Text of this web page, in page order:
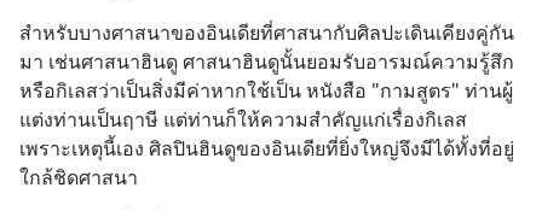
สำหรับบางศาสนาของอินเดียที่ศาสนากับศิลปะเดินเคียงคู่กัน
มา เช่นศาสนาฮินดู ศาสนาฮินดูนั้นยอมรับอารมณ์ความรู้สึก
หรือกิเลสว่าเป็นสิ่งมีค่าหากใช้เป็น หนังสือ "กามสูตร" ท่านผู้
แต่งท่านเป็นฤาษี แต่ท่านก็ให้ความสำคัญแก่เรื่องกิเลส
เพราะเหตุนี้เอง ศิลปินฮินดูของอินเดียที่ยิ่งใหญ่จึงมีได้ทั้งที่อยู่
ใกล้ชิดศาสนา